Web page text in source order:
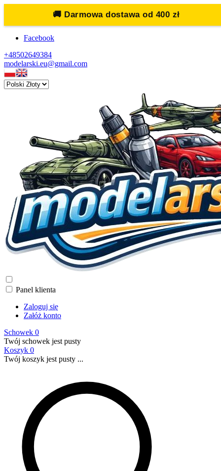
🚚 Darmowa dostawa od 400 zł
Facebook
+48502649384
modelarski.eu@gmail.com
Panel klienta
Zaloguj się
Załóż konto
Schowek 0
Twój schowek jest pusty
Koszyk 0
Twój koszyk jest pusty ...